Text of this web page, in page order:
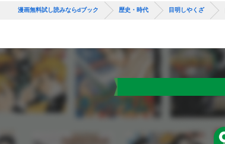
漫画無料試し読みならdブック 歴史・時代 目明しやくざ